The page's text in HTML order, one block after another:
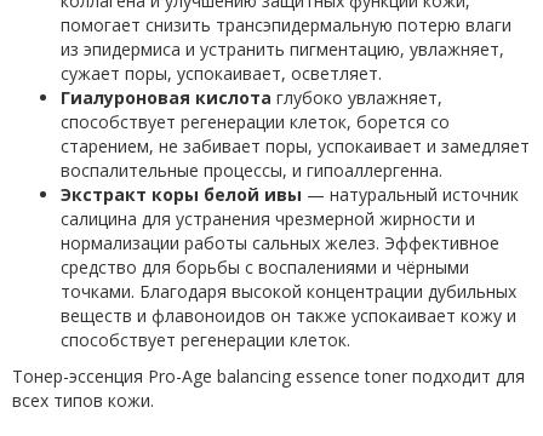
помогает снизить трансэпидермальную потерю влаги
из эпидермиса и устранить пигментацию, увлажняет,
сужает поры, успокаивает, осветляет.
Гиалуроновая кислота глубоко увлажняет,
способствует регенерации клеток, борется со
старением, не забивает поры, успокаивает и замедляет
воспалительные процессы, и гипоаллергенна.
Экстракт коры белой ивы — натуральный источник
салицина для устранения чрезмерной жирности и
нормализации работы сальных желез. Эффективное
средство для борьбы с воспалениями и чёрными
точками. Благодаря высокой концентрации дубильных
веществ и флавоноидов он также успокаивает кожу и
способствует регенерации клеток.
Тонер-эссенция Pro-Age balancing essence toner подходит для
всех типов кожи.